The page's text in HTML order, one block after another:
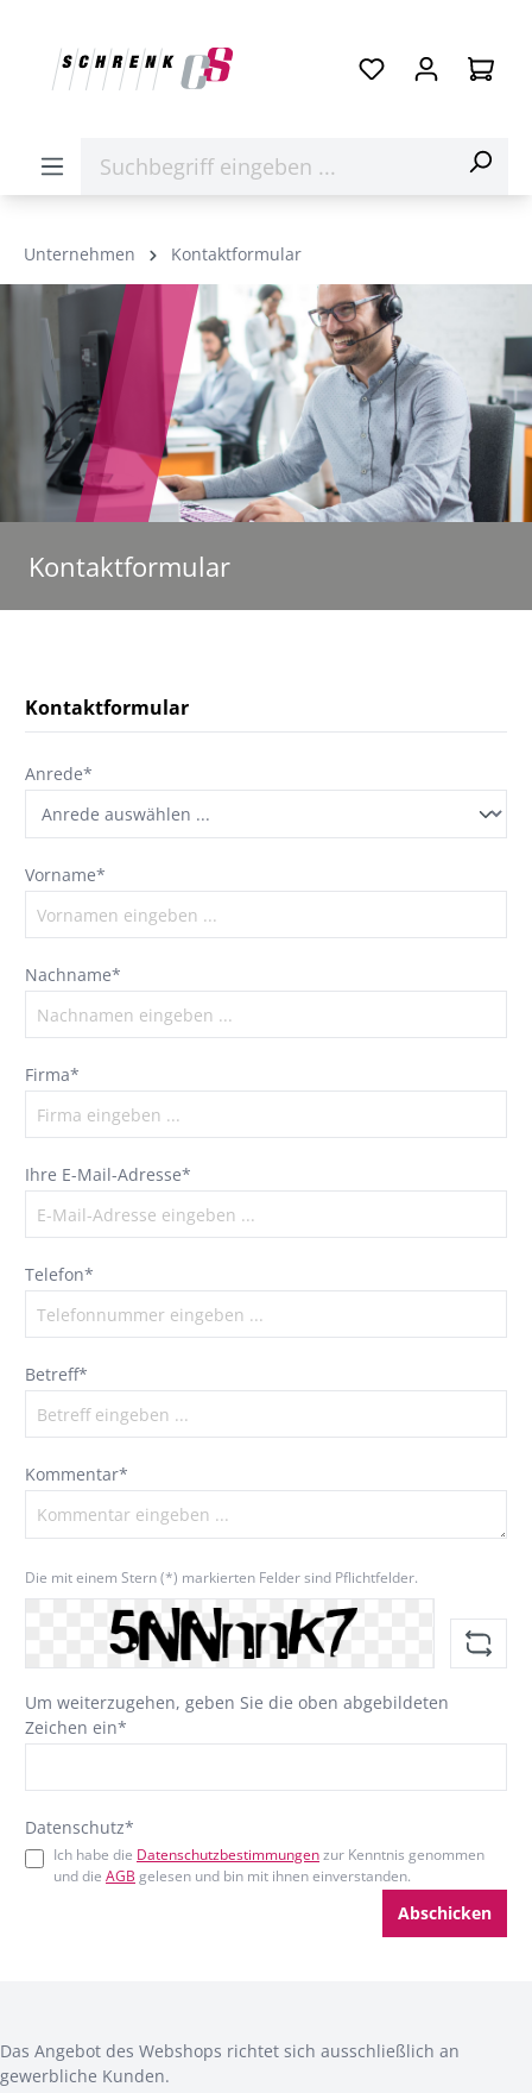
Unternehmen Kontaktformular
Kontaktformular
Kontaktformular
Anrede*
Vorname*
Nachname*
Firma*
Ihre E-Mail-Adresse*
Telefon*
Betreff*
Kommentar*
Die mit einem Stern (*) markierten Felder sind Pflichtfelder.
Um weiterzugehen, geben Sie die oben abgebildeten
Zeichen ein*
Datenschutz*
Ich habe die Datenschutzbestimmungenzur Kenntnis genommen
und die AGB gelesen und bin mit ihnen einverstanden.
Abschicken
Das Angebot des Webshops richtet sich ausschließlich an
gewerbliche Kunden.